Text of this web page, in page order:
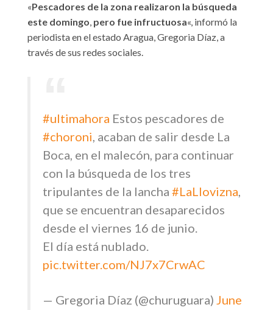
«Pescadores de la zona realizaron la búsqueda
este domingo, pero fue infructuosa«, informó la
periodista en el estado Aragua, Gregoria Díaz, a
través de sus redes sociales.
#ultimahora Estos pescadores de
#choroni, acaban de salir desde La
Boca, en el malecón, para continuar
con la búsqueda de los tres
tripulantes de la lancha #LaLlovizna,
que se encuentran desaparecidos
desde el viernes 16 de junio.
El día está nublado.
pic.twitter.com/NJ7x7CrwAC
— Gregoria Díaz (@churuguara) June